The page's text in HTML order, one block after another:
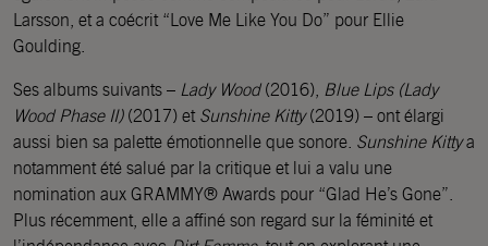
Larsson, et a coécrit “Love Me Like You Do” pour Ellie
Goulding.
Ses albums suivants – Lady Wood(2016), Blue Lips (Lady
Wood Phase II)(2017) et Sunshine Kitty(2019) – ont élargi
aussi bien sa palette émotionnelle que sonore. Sunshine Kittya
notamment été salué par la critique et lui a valu une
nomination aux GRAMMY® Awards pour “Glad He’s Gone”.
Plus récemment, elle a affiné son regard sur la féminité et